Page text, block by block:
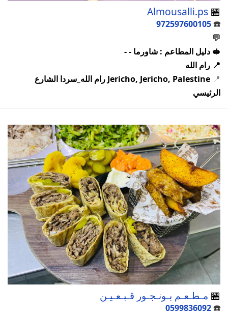
🏪
Almousalli.ps
☎️
972597600105
💬
🥪 دليل المطاعم : شاورما - -
📍 رام الله
📍
Jericho, Jericho, Palestine رام الله_سردا الشارع
الرئيسي
🏪 مـطـعـم بـونـجـور قـبـعـيـن
☎️
0599836092